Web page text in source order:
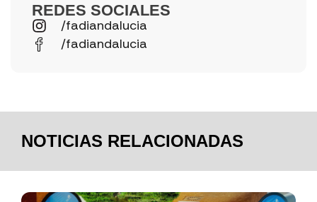
REDES SOCIALES
/fadiandalucia
/fadiandalucia
NOTICIAS RELACIONADAS